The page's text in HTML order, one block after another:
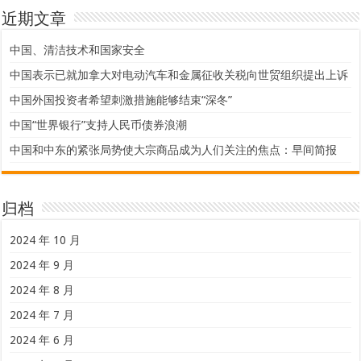
近期文章
中国、清洁技术和国家安全
中国表示已就加拿大对电动汽车和金属征收关税向世贸组织提出上诉
中国外国投资者希望刺激措施能够结束“深冬”
中国“世界银行”支持人民币债券浪潮
中国和中东的紧张局势使大宗商品成为人们关注的焦点：早间简报
归档
2024 年 10 月
2024 年 9 月
2024 年 8 月
2024 年 7 月
2024 年 6 月